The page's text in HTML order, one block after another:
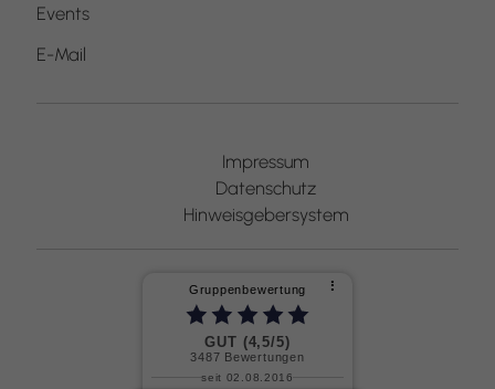
Events
E-Mail
Impressum
Datenschutz
Hinweisgebersystem
Gruppenbewertung ⠇
GUT (4,5/5)
3487 Bewertungen
seit 02.08.2016